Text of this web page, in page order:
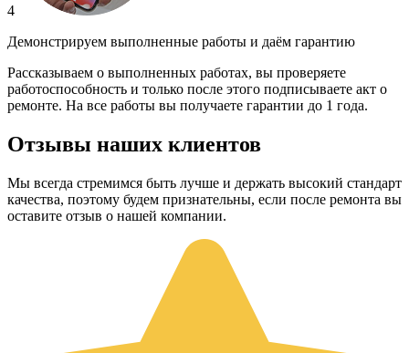
4
Демонстрируем выполненные работы и даём гарантию
Рассказываем о выполненных работах, вы проверяете
работоспособность и только после этого подписываете акт о
ремонте. На все работы вы получаете гарантии до 1 года.
Отзывы наших клиентов
Мы всегда стремимся быть лучше и держать высокий стандарт
качества, поэтому будем признательны, если после ремонта вы
оставите отзыв о нашей компании.